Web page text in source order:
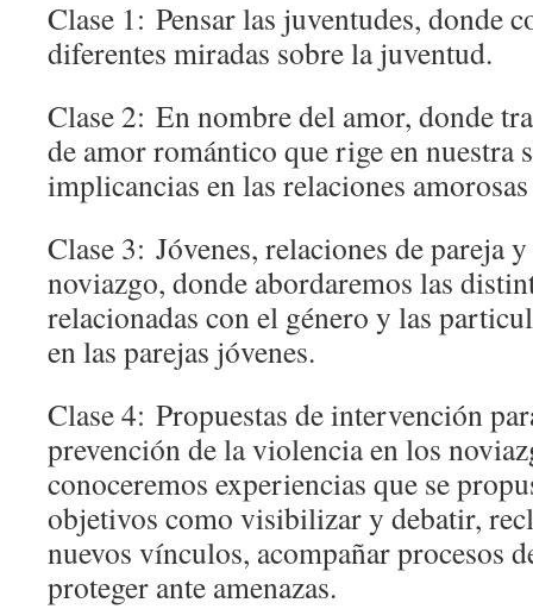
Clase 1: Pensar las juventudes, donde
diferentes miradas sobre la juventud.
Clase 2: En nombre del amor, donde
de amor romántico que rige en nuestra
implicancias en las relaciones
Clase 3: Jóvenes, relaciones de pareja
noviazgo, donde abordaremos las
relacionadas con el género y las
en las parejas jóvenes.
Clase 4: Propuestas de intervención
prevención de la violencia en los
conoceremos experiencias que se
objetivos como visibilizar y debatir,
nuevos vínculos, acompañar procesos
proteger ante amenazas.